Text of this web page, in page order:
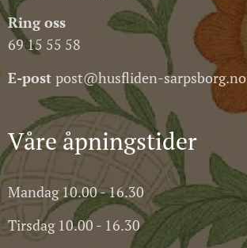
Ring oss
69 15 55 58
E-post post@husfliden-sarpsborg.no
Våre åpningstider
Mandag 10.00 - 16.30
Tirsdag 10.00 - 16.30